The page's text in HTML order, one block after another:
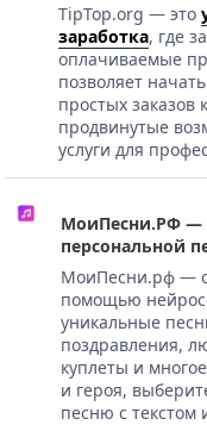
TipTop.org — это
заработка, где
оплачиваемые
позволяет
простых заказов
продвинутые
услуги для
МоиПесни.РФ —
персональной
МоиПесни.рф —
помощью
уникальные
поздравления,
куплеты и
и героя,
песню с текстом